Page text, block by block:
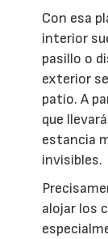
Con esa
interior
pasillo o
exterior
patio. A
que
estancia
invisibles.
alojar los